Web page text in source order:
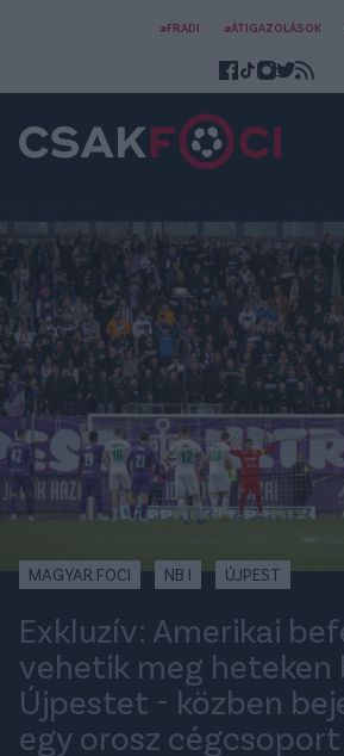
#FRADI #ÁTIGAZOLÁSOK
MAGYAR FOCI NB I ÚJPEST
Exkluzív: Amerikai
vehetik meg heteken
Újpestet - közben
egy orosz cégcsoport